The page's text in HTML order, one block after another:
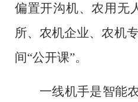
偏置开沟机、农用无
所、农机企业、农机
间“公开课”。
一线机手是智能